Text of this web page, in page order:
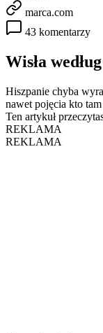
marca.com
43 komentarzy
Wisła
Hiszpanie chyba
nawet pojęcia kto tam
Ten artykuł
REKLAMA
REKLAMA